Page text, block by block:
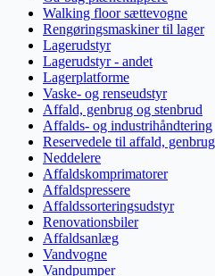
Walking floor sættevogne
Rengøringsmaskiner til lager
Lagerudstyr
Lagerudstyr - andet
Lagerplatforme
Vaske- og renseudstyr
Affald, genbrug og stenbrud
Affalds- og industrihåndtering
Reservedele til affald,
Neddelere
Affaldskomprimatorer
Affaldspressere
Affaldssorteringsudstyr
Renovationsbiler
Affaldsanlæg
Vandvogne
Vandpumper